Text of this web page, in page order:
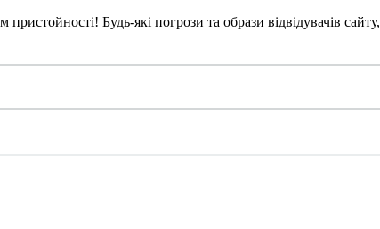
Будь-які погрози та образи відвідувачів